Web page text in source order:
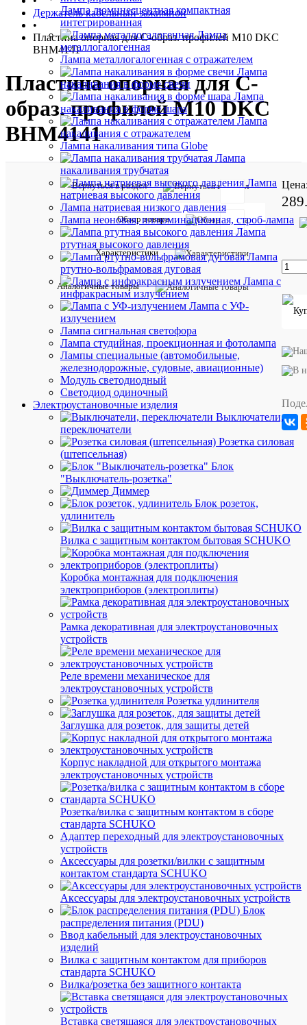
Лампа люминесцентная компактная
интегрированная
Лампа
металлогалогенная
Лампа металлогалогенная с отражателем
Лампа
накаливания в форме свечи
Лампа
накаливания в форме шара
Лампа
накаливания с отражателем
Лампа накаливания типа Globe
Лампа
накаливания трубчатая
Лампа
натриевая высокого давления
Лампа натриевая низкого давления
Лампа неоновая, иллюминационная, строб-лампа
Лампа
ртутная высокого давления
Лампа
ртутно-вольфрамовая дуговая
Лампа с
инфракрасным излучением
Лампа с УФ-
излучением
Лампа сигнальная светофора
Лампа студийная, проекционная и фотолампа
Лампы специальные (автомобильные,
железнодорожные, судовые, авиационные)
Модуль светодиодный
Светодиод одиночный
Электроустановочные изделия
Выключатели,
переключатели
Розетка силовая
(штепсельная)
Блок
"Выключатель-розетка"
Диммер
Блок розеток,
удлинитель
Вилка с защитным контактом бытовая SCHUKO
Коробка монтажная для подключения
электроприборов (электроплиты)
Рамка декоративная для электроустановочных
устройств
Реле времени механическое для
электроустановочных устройств
Розетка удлинителя
Заглушка для розеток, для защиты детей
Корпус накладной для открытого монтажа
электроустановочных устройств
Розетка/вилка с защитным контактом в сборе
стандарта SCHUKO
Адаптер переходный для электроустановочных
устройств
Аксессуары для розетки/вилки с защитным
контактом стандарта SCHUKO
Аксессуары для электроустановочных устройств
Блок
распределения питания (PDU)
Ввод кабельный для электроустановочных
изделий
Вилка с защитным контактом для приборов
стандарта SCHUKO
Вилка/розетка без защитного контакта
Вставка светящаяся для электроустановочных
Держатель кабельный зажимной
•
Пластина опорная для С-образ. профилей M10 DKC
BHM4141
Пластина опорная для С-
образ. профилей M10 DKC
BHM4141
Вернуться в раздел
Обзор товара
Характеристики
Аналогичные товары
Все
кабелей
зажимной
Сталь
содержит
(без)
галогенов
Да
С
монтажа
профиль
Кол-
шт.
65